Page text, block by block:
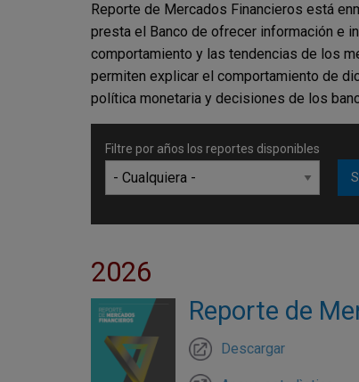
Reporte de Mercados Financieros está
presta el Banco de ofrecer información e
comportamiento y las tendencias de los
permiten explicar el comportamiento de
política monetaria y decisiones de los
Filtre por años los reportes disponibles
2026
Reporte de
Descargar